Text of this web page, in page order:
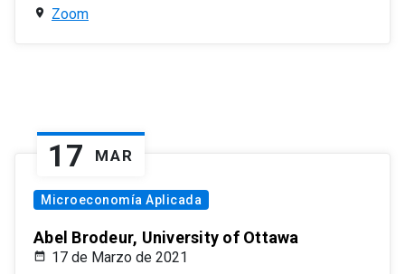
Zoom
17 MAR
Microeconomía Aplicada
Abel Brodeur, University of Ottawa
17 de Marzo de 2021